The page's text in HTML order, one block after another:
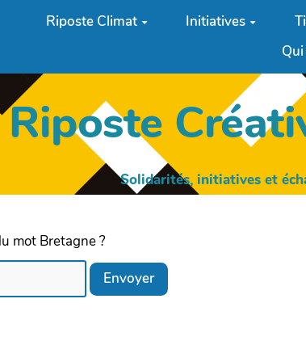
Riposte Climat Initiatives
Riposte
Solidarités, initiatives et
mot Bretagne ?
Envoyer